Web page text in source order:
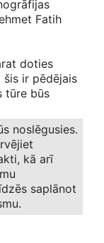
Fatih
doties
šis ir pēdējais
tūre būs
noslēgusies.
kā arī
saplānot